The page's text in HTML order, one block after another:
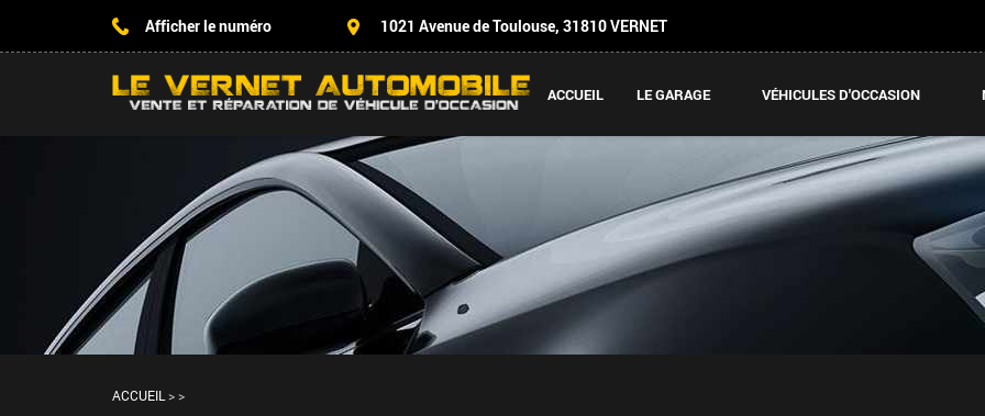
Afficher le numéro 1021 Avenue de Toulouse, 31810VERNET
ACCUEIL LE GARAGE VÉHICULES D'OCCASION
ACCUEIL >>